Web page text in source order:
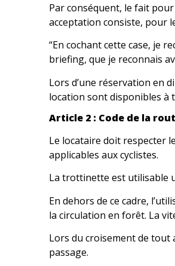
Par conséquent, le fait
acceptation consiste, pour
“En cochant cette case, je
briefing, que je reconnais
Lors d’une réservation en
location sont disponibles à
Article 2 : Code de la
Le locataire doit respecter
applicables aux cyclistes.
La trottinette est utilisable
En dehors de ce cadre,
la circulation en forêt. La
Lors du croisement de tout
passage.